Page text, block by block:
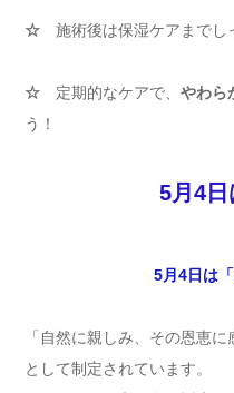
☆ 施術後は保湿ケアまでし
☆ 定期的なケアで、 やわら
う！
5月4日
5月4日は
「自然に親しみ、その恩恵
として制定されています。